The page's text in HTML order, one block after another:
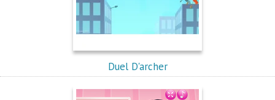
Duel D'archer